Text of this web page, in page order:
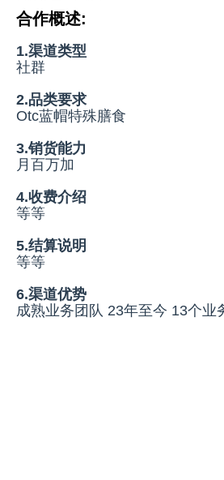
合作概述:
1.渠道类型
社群
2.品类要求
Otc蓝帽特殊膳食
3.销货能力
月百万加
4.收费介绍
等等
5.结算说明
等等
6.渠道优势
成熟业务团队 23年至今 13个业